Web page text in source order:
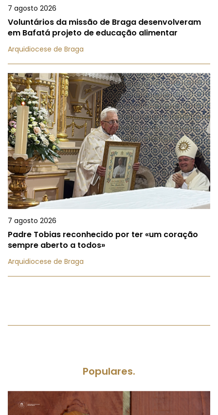
7 agosto 2026
Voluntários da missão de Braga desenvolveram
em Bafatá projeto de educação alimentar
Arquidiocese de Braga
7 agosto 2026
Padre Tobias reconhecido por ter «um coração
sempre aberto a todos»
Arquidiocese de Braga
Populares.